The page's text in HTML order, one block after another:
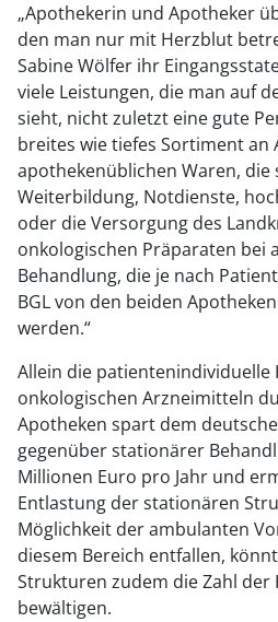
„Apothekerin und Apotheker
den man nur mit Herzblut
Sabine Wölfer ihr
viele Leistungen, die man auf
sieht, nicht zuletzt eine gute
breites wie tiefes Sortiment an
apothekenüblichen Waren, die
Weiterbildung, Notdienste,
oder die Versorgung des
onkologischen Präparaten bei
Behandlung, die je nach
BGL von den beiden
werden.“
Allein die patientenindividuelle
onkologischen Arzneimitteln
Apotheken spart dem
gegenüber stationärer
Millionen Euro pro Jahr und
Entlastung der stationären
Möglichkeit der ambulanten
diesem Bereich entfallen,
Strukturen zudem die Zahl
bewältigen.